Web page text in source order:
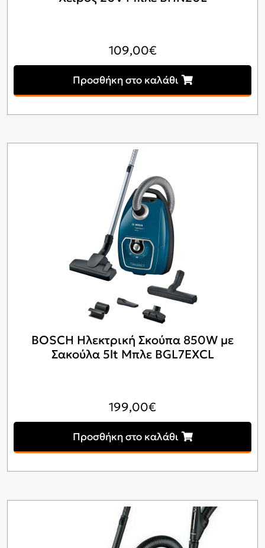
109,00€
Προσθήκη στο καλάθι
BOSCH Ηλεκτρική Σκούπα 850W με
Σακούλα 5lt Μπλε BGL7EXCL
199,00€
Προσθήκη στο καλάθι